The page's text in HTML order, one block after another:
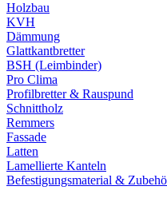
Holzbau
KVH
Dämmung
Glattkantbretter
BSH (Leimbinder)
Pro Clima
Profilbretter & Rauspund
Schnittholz
Remmers
Fassade
Latten
Lamellierte Kanteln
Befestigungsmaterial &